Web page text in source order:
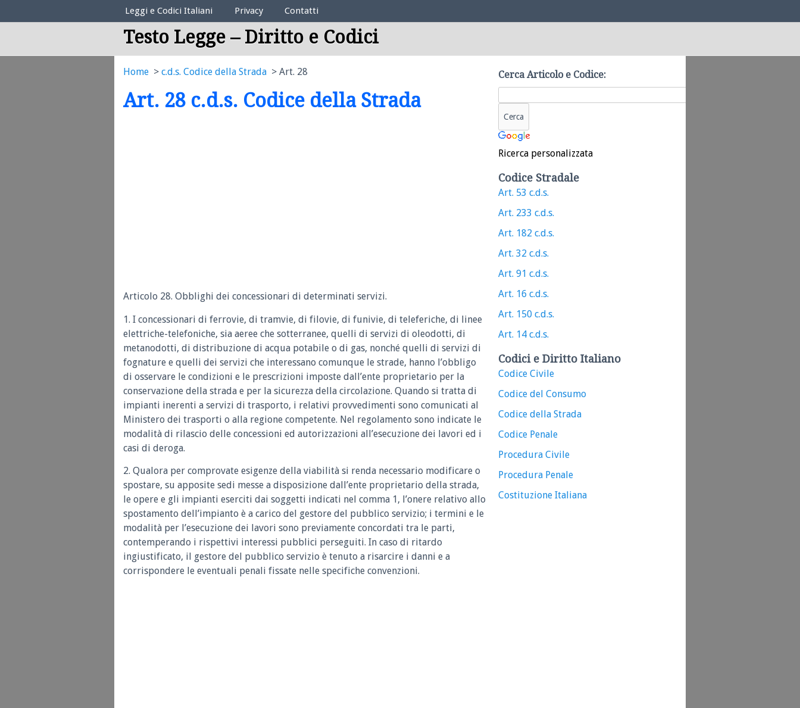
Elenco Codici Legali
Leggi e Codici Italiani Privacy Contatti
Testo Legge – Diritto e Codici
Home c.d.s. Codice della Strada Art. 28
Art. 28 c.d.s. Codice della Strada
Articolo 28. Obblighi dei concessionari di determinati servizi.
1. I concessionari di ferrovie, di tramvie, di filovie, di funivie, di teleferiche, di linee
elettriche-telefoniche, sia aeree che sotterranee, quelli di servizi di oleodotti, di
metanodotti, di distribuzione di acqua potabile o di gas, nonché quelli di servizi di
fognature e quelli dei servizi che interessano comunque le strade, hanno l’obbligo
di osservare le condizioni e le prescrizioni imposte dall’ente proprietario per la
conservazione della strada e per la sicurezza della circolazione. Quando si tratta di
impianti inerenti a servizi di trasporto, i relativi provvedimenti sono comunicati al
Ministero dei trasporti o alla regione competente. Nel regolamento sono indicate le
modalità di rilascio delle concessioni ed autorizzazioni all’esecuzione dei lavori ed i
casi di deroga.
2. Qualora per comprovate esigenze della viabilità si renda necessario modificare o
spostare, su apposite sedi messe a disposizione dall’ente proprietario della strada,
le opere e gli impianti eserciti dai soggetti indicati nel comma 1, l’onere relativo allo
spostamento dell’impianto è a carico del gestore del pubblico servizio; i termini e le
modalità per l’esecuzione dei lavori sono previamente concordati tra le parti,
contemperando i rispettivi interessi pubblici perseguiti. In caso di ritardo
ingiustificato, il gestore del pubblico servizio è tenuto a risarcire i danni e a
corrispondere le eventuali penali fissate nelle specifiche convenzioni.
Cerca Articolo e Codice:
Ricerca personalizzata
Codice Stradale
Art. 53 c.d.s.
Art. 233 c.d.s.
Art. 182 c.d.s.
Art. 32 c.d.s.
Art. 91 c.d.s.
Art. 16 c.d.s.
Art. 150 c.d.s.
Art. 14 c.d.s.
Codici e Diritto Italiano
Codice Civile
Codice del Consumo
Codice della Strada
Codice Penale
Procedura Civile
Procedura Penale
Costituzione Italiana